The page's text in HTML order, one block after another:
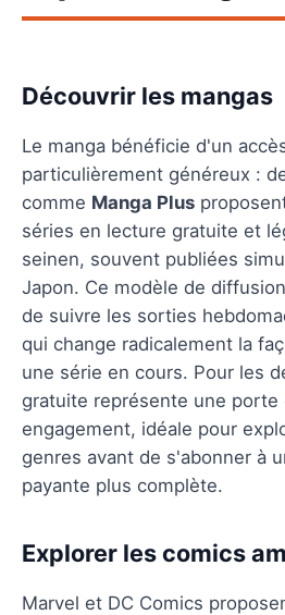
Découvrir les mangas
Le manga bénéficie d'un
particulièrement généreux :
comme Manga Plus
séries en lecture gratuite et
seinen, souvent publiées
Japon. Ce modèle de
de suivre les sorties
qui change radicalement la
une série en cours. Pour les
gratuite représente une porte
engagement, idéale pour
genres avant de s'abonner à
payante plus complète.
Explorer les comics
Marvel et DC Comics